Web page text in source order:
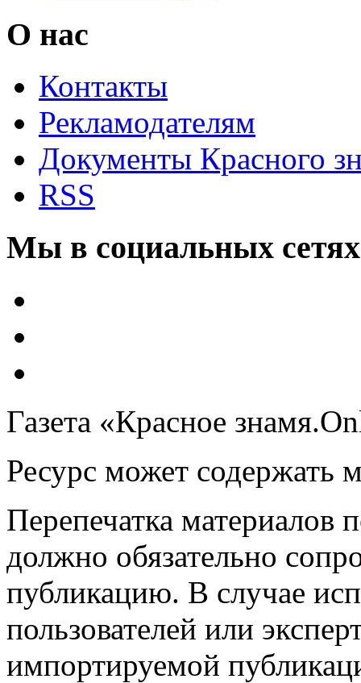
О нас
Контакты
Рекламодателям
Документы Красного
RSS
Мы в социальных сетях
Газета «Красное
Ресурс может содержать
Перепечатка материалов
должно обязательно
публикацию. В случае
пользователей или
импортируемой